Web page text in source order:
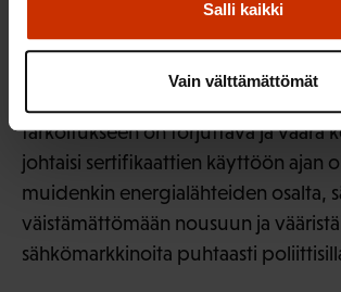
Salli kaikki
Vain välttämättömät
yhteistuotantoon lisäpolttoaineeksi.
Omavaraisuutemme kannalta turve
mukana energiavalikossamme, mutta
tarkoitukseen on torjuttava ja väärä
johtaisi sertifikaattien käyttöön ajan
muidenkin energialähteiden osalta,
väistämättömään nousuun ja
sähkömarkkinoita puhtaasti